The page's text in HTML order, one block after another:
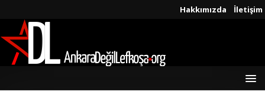
Hakkımızda İletişim